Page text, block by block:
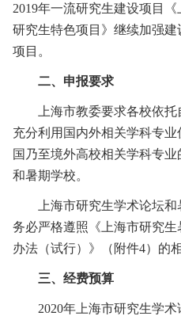
2019年一流研究生建设项目
研究生特色项目》继续加强建
项目。
二、申报要求
上海市教委要求各校依
充分利用国内外相关学科专
国乃至境外高校相关学科专
和暑期学校。
上海市研究生学术论坛
务必严格遵照《上海市研究
办法（试行）》（附件4）的
三、经费预算
2020年上海市研究生学